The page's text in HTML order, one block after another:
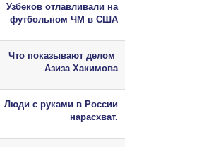
Узбеков отлавливали на
футбольном ЧМ в США
Что показывают делом
Азиза Хакимова
Люди с руками в России
нарасхват.